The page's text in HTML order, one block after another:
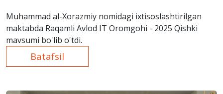
Muhammad al-Xorazmiy nomidagi ixtisoslashtirilgan
maktabda Raqamli Avlod IT Oromgohi - 2025 Qishki
mavsumi bo'lib o'tdi.
Batafsil